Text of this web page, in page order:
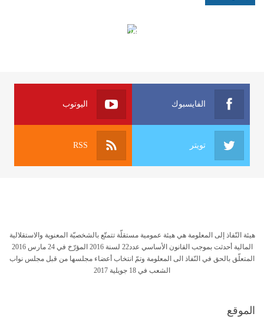
الهياكل الخاضعة لقانون النفاذ إلى المعلومة
الفايسبوك اليوتوب
تويتر RSS
هيئة النّفاذ إلى المعلومة هي هيئة عمومية مستقلّة تتمتّع بالشخصيّة المعنوية والاستقلالية
المالية أحدثت بموجب القانون الأساسي عدد22 لسنة 2016 المؤرّخ في 24 مارس 2016
المتعلّق بالحق في النّفاذ الى المعلومة وتمّ انتخاب أعضاء مجلسها من قبل مجلس نواب
الشعب في 18 جويلية 2017
الموقع